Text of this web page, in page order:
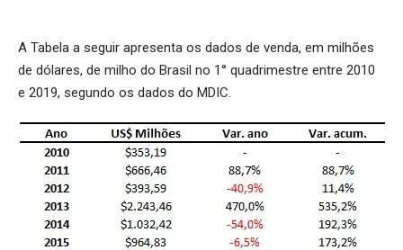
A Tabela a seguir apresenta os dados de venda, em milhões
de dólares, de milho do Brasil no 1° quadrimestre entre 2010
e 2019, segundo os dados do MDIC.